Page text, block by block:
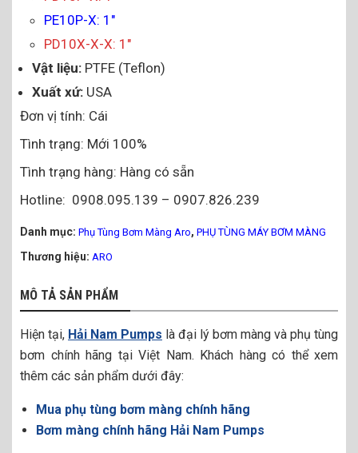
PE10P-X: 1″
PD10X-X-X: 1″
Vật liệu: PTFE (Teflon)
Xuất xứ: USA
Đơn vị tính: Cái
Tình trạng: Mới 100%
Tình trạng hàng: Hàng có sẵn
Hotline: 0908.095.139 – 0907.826.239
Danh mục: Phụ Tùng Bơm Màng Aro, PHỤ TÙNG MÁY BƠM MÀNG
Thương hiệu: ARO
MÔ TẢ SẢN PHẨM
Hiện tại, Hải Nam Pumps là đại lý bơm màng và phụ tùng
bơm chính hãng tại Việt Nam. Khách hàng có thể xem
thêm các sản phẩm dưới đây:
Mua phụ tùng bơm màng chính hãng
Bơm màng chính hãng Hải Nam Pumps